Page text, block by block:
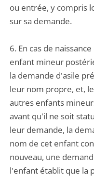
ou entrée, y compris
sur sa demande.
6. En cas de
enfant mineur
la demande d'asile
leur nom propre, et,
autres enfants
avant qu'il ne soit
leur demande, la
nom de cet enfant
nouveau, une
l'enfant établit que la